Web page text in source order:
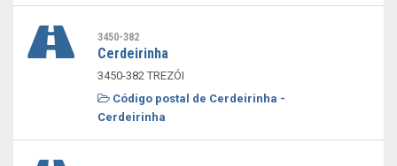
3450-382
Cerdeirinha
3450-382 TREZÓI
Código postal de Cerdeirinha -
Cerdeirinha